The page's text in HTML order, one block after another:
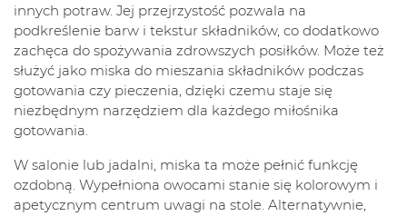
innych potraw. Jej przejrzystość pozwala na
podkreślenie barw i tekstur składników, co dodatkowo
zachęca do spożywania zdrowszych posiłków. Może też
służyć jako miska do mieszania składników podczas
gotowania czy pieczenia, dzięki czemu staje się
niezbędnym narzędziem dla każdego miłośnika
gotowania.
W salonie lub jadalni, miska ta może pełnić funkcję
ozdobną. Wypełniona owocami stanie się kolorowym i
apetycznym centrum uwagi na stole. Alternatywnie,